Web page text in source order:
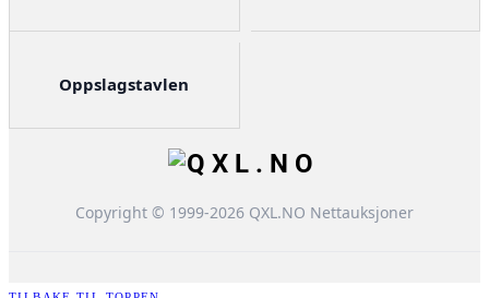
Copyright © 1999-2026 QXL.NO Nettauksjoner
Oppslagstavlen